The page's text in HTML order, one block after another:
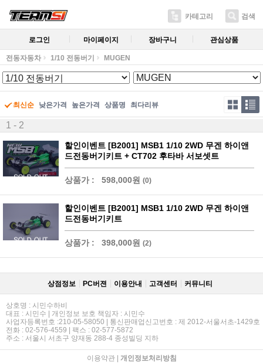
카테고리 검색
로그인 마이페이지 장바구니 관심상품
전동자동차 1/10 전동버기 MUGEN
최신순 낮은가격 높은가격 상품명 최다리뷰
1 - 2
할인이벤트 [B2001] MSB1 1/10 2WD 무겐 하이앤
드전동버기키트 + CT702 후타바 서보셋트
상품가 : 598,000원 (0)
할인이벤트 [B2001] MSB1 1/10 2WD 무겐 하이앤
드전동버기키트
상품가 : 398,000원 (2)
상점정보 PC버젼 이용안내 고객센터 커뮤니티
상호명 : 시민수하비
대표 : 시민수 | 개인정보 보호 책임자 : 시민수
사업자등록번호 :210-05-58050 | 통신판매업신고번호 : 제 2012-서울서초-1429호
전화 : 02-576-4559 | 팩스 : 02-577-5872
주소 : 서울시 서초구 양재동 288-4 종성빌딩 지하
이용약관| 개인정보처리방침